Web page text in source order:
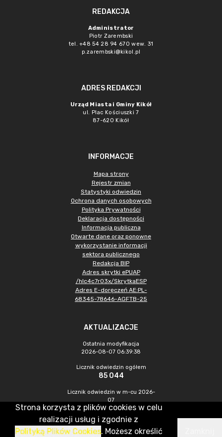
REDAKCJA
Administrator
Piotr Zarembski
tel. +48 54 28 94 670 wew. 31
p.zarembski@kikol.pl
ADRES REDAKCJI
Urząd Miasta i Gminy Kikół
ul. Plac Kościuszki 7
87-620 Kikół
INFORMACJE
Mapa strony
Rejestr zmian
Statystyki odwiedzin
Ochrona danych osobowych
Polityka Prywatności
Deklaracja dostępności
Informacja publiczna
Otwarte dane oraz ponowne
wykorzystanie informacji
sektora publicznego
Redakcja BIP
Adres skrytki ePUAP
/hlc4c7r03x/SkrytkaESP
Adres E-doręczeń AE:PL-
68345-78646-AGFTB-25
AKTUALIZACJE
Ostatnia modyfikacja
2026-08-07 06:39:38
Licznik odwiedzin ogółem
85 044
Licznik odwiedzin w m-cu 2026-
07
248
CMS & Hosting: Nefeni Sp. z o.o.
Strona korzysta z plików cookies w celu
realizacji usług i zgodnie z
Polityką Plików Cookies. Możesz określić